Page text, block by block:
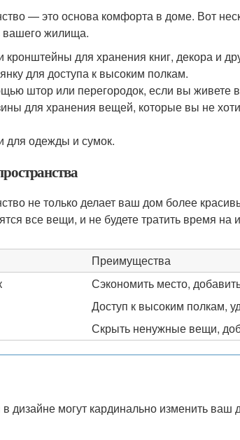
— это основа комфорта в доме. Вот
вашего жилища.
кронштейны для хранения книг, декора и
для доступа к высоким полкам.
штор или перегородок, если вы живете в
для хранения вещей, которые вы не
для одежды и сумок.
не только делает ваш дом более
все вещи, и не будете тратить время на
Преимущества
Сэкономить место,
Доступ к высоким полкам,
Скрыть ненужные вещи,
дизайне могут кардинально изменить ваш